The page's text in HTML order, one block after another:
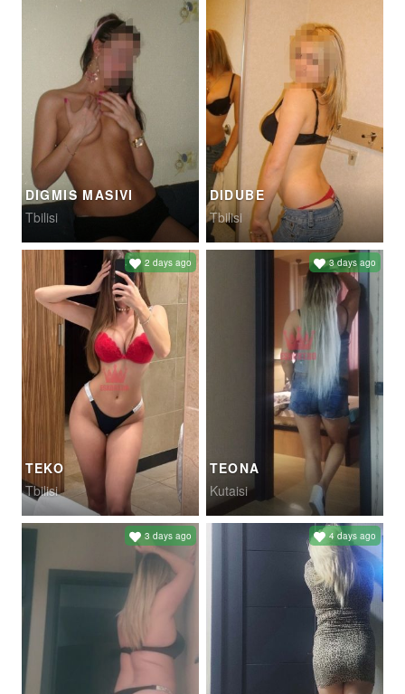
DIGMIS MASIVI
Tbilisi
DIDUBE
Tbilisi
TEKO
Tbilisi
2 days ago
TEONA
Kutaisi
3 days ago
3 days ago 4 days ago